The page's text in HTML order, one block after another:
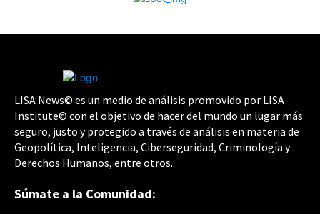
LISA News© es un medio de análisis promovido por LISA
Institute© con el objetivo de hacer del mundo un lugar más
seguro, justo y protegido a través de análisis en materia de
Geopolítica, Inteligencia, Ciberseguridad, Criminología y
Derechos Humanos, entre otros.
Súmate a la Comunidad: